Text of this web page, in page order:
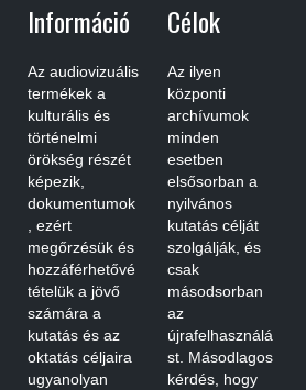
Információ
Az audiovizuális
termékek a
kulturális és
történelmi
örökség részét
képezik,
dokumentumok
, ezért
megőrzésük és
hozzáférhetővé
tételük a jövő
számára a
kutatás és az
oktatás céljaira
ugyanolyan
Célok
Az ilyen
központi
archívumok
minden
esetben
elsősorban a
nyilvános
kutatás célját
szolgálják, és
csak
másodsorban
az
újrafelhasználá
st. Másodlagos
kérdés, hogy